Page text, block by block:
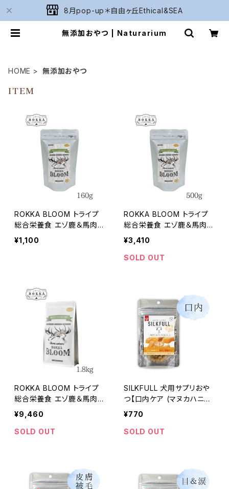
8月pop-up＊自由ヶ丘Ethical&SEA
無添加おやつ | Naturarium
HOME 無添加おやつ
ITEM
ROKKA BLOOM トライプ
総合栄養食 エゾ鹿＆馬肉 1
60g
¥1,100
ROKKA BLOOM トライプ
総合栄養食 エゾ鹿＆馬肉 5
00g
¥3,410
SOLD OUT
ROKKA BLOOM トライプ
総合栄養食 エゾ鹿＆馬肉 1.
8kg
¥9,460
SOLD OUT
SILKFULL 犬用サプリおや
つ【口内ケア (マヌカハニ
ー)】シルクフル
¥770
SOLD OUT